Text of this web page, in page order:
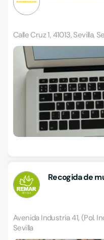
Calle Cruz 1, 41013, Sevilla,
Recogida de
Avenida Industria 41, (Pol.
Sevilla